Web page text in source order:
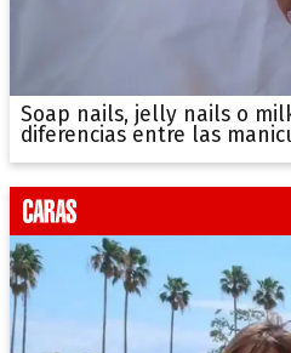
Soap nails, jelly nails o
diferencias entre las